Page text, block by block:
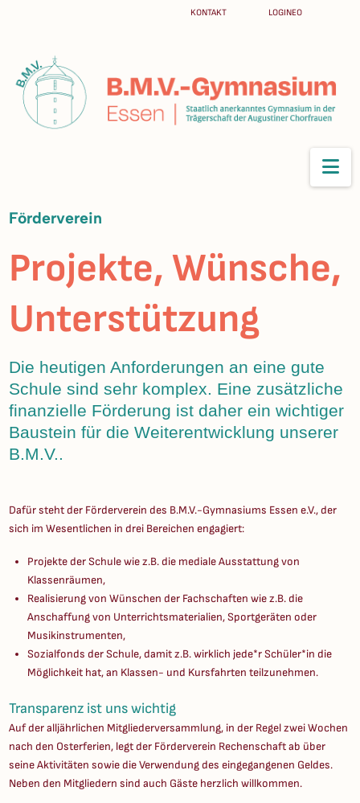
KONTAKT LOGINEO
Förderverein
Projekte, Wünsche,
Unterstützung
Die heutigen Anforderungen an eine gute
Schule sind sehr komplex. Eine zusätzliche
finanzielle Förderung ist daher ein wichtiger
Baustein für die Weiterentwicklung unserer
B.M.V..
Dafür steht der Förderverein des B.M.V.-Gymnasiums Essen e.V., der
sich im Wesentlichen in drei Bereichen engagiert:
Projekte der Schule wie z.B. die mediale Ausstattung von
Klassenräumen,
Realisierung von Wünschen der Fachschaften wie z.B. die
Anschaffung von Unterrichtsmaterialien, Sportgeräten oder
Musikinstrumenten,
Sozialfonds der Schule, damit z.B. wirklich jede*r Schüler*in die
Möglichkeit hat, an Klassen- und Kursfahrten teilzunehmen.
Transparenz ist uns wichtig
Auf der alljährlichen Mitgliederversammlung, in der Regel zwei Wochen
nach den Osterferien, legt der Förderverein Rechenschaft ab über
seine Aktivitäten sowie die Verwendung des eingegangenen Geldes.
Neben den Mitgliedern sind auch Gäste herzlich willkommen.